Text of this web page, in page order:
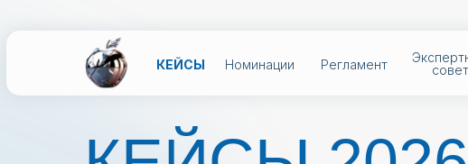
совет
Номинации
КЕЙСЫ
совет
Регламент